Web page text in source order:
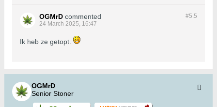
#5.5
OGMrD commented
24 March 2025, 16:47
Ik heb ze getopt.
OGMrD
Senior Stoner